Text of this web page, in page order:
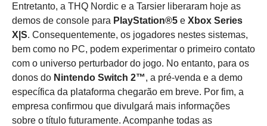
Entretanto, a THQ Nordic e a Tarsier liberaram hoje as
demos de console para PlayStation®5 e Xbox Series
X|S. Consequentemente, os jogadores nestes sistemas,
bem como no PC, podem experimentar o primeiro contato
com o universo perturbador do jogo. No entanto, para os
donos do Nintendo Switch 2™, a pré-venda e a demo
específica da plataforma chegarão em breve. Por fim, a
empresa confirmou que divulgará mais informações
sobre o título futuramente. Acompanhe todas as